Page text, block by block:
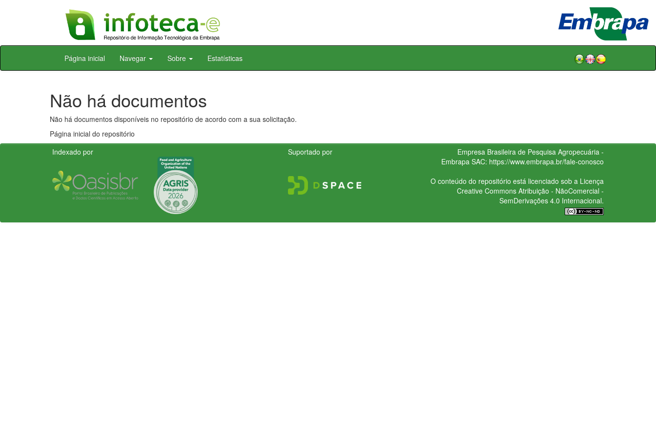
Skip
Página inicial Navegar Sobre Estatísticas
Não há documentos
Não há documentos disponíveis no repositório de acordo com a sua solicitação.
Página inicial do repositório
Indexado por
Suportado por
Empresa Brasileira de Pesquisa Agropecuária -
Embrapa SAC: https://www.embrapa.br/fale-conosco
O conteúdo do repositório está licenciado sob a Licença
Creative CommonsAtribuição - NãoComercial -
SemDerivações 4.0 Internacional.